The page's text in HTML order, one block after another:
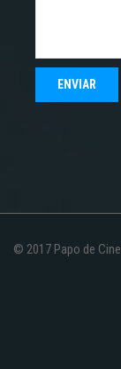
© 2017 Papo de